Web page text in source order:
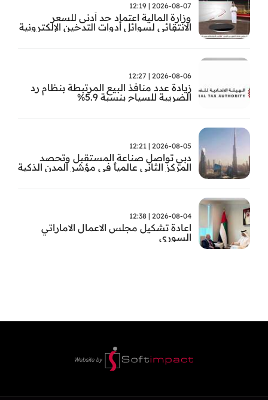
2026-08-07 | 12:19
وزارة المالية اعتماد حد أدنى للسعر
الانتقائي لسوائل أدوات التدخين الإلكترونية
2026-08-06 | 12:27
زيادة عدد منافذ البيع المرتبطة بنظام رد
الضريبة للسياح بنسبة 5.9%
2026-08-05 | 12:21
دبي تواصل صناعة المستقبل وتحصد
المركز الثاني عالمياً في مؤشر المدن الذكية
2026-08-04 | 12:38
اعادة تشكيل مجلس الاعمال الاماراتي
السوري